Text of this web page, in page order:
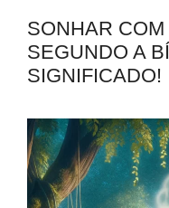
SONHAR
SEGUNDO A
SIGNIFICADO!